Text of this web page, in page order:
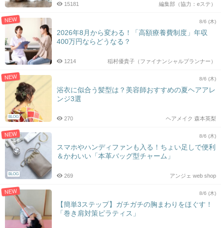
編集部（協力：eステ）
15181
NEW 8/6 (木)
2026年8月から変わる！「高額療養費制度」年収
400万円ならどうなる？
稲村優貴子（ファイナンシャルプランナー）
1214
NEW
BLOG
8/6 (木)
浴衣に似合う髪型は？美容師おすすめの夏ヘアアレ
ンジ3選
ヘアメイク 森本英梨
270
NEW
BLOG
8/6 (木)
スマホやハンディファンも入る！ちょい足しで便利
＆かわいい「本革バッグ型チャーム」
アンジェ web shop
269
NEW 8/6 (木)
【簡単3ステップ】ガチガチの胸まわりをほぐす！
「巻き肩対策ピラティス」